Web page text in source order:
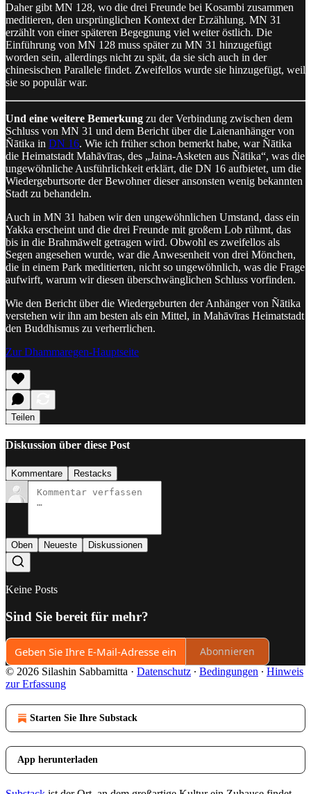
Daher gibt MN 128, wo die drei Freunde bei Kosambi zusammen
meditieren, den ursprünglichen Kontext der Erzählung. MN 31
erzählt von einer späteren Begegnung viel weiter östlich. Die
Einführung von MN 128 muss später zu MN 31 hinzugefügt
worden sein, allerdings nicht zu spät, da sie sich auch in der
chinesischen Parallele findet. Zweifellos wurde sie hinzugefügt, weil
sie so populär war.
Und eine weitere Bemerkung zu der Verbindung zwischen dem
Schluss von MN 31 und dem Bericht über die Laienanhänger von
Ñātika in DN 16. Wie ich früher schon bemerkt habe, war Ñātika
die Heimatstadt Mahāvīras, des „Jaina-Asketen aus Ñātika“, was die
ungewöhnliche Ausführlichkeit erklärt, die DN 16 aufbietet, um die
Wiedergeburtsorte der Bewohner dieser ansonsten wenig bekannten
Stadt zu behandeln.
Auch in MN 31 haben wir den ungewöhnlichen Umstand, dass ein
Yakka erscheint und die drei Freunde mit großem Lob rühmt, das
bis in die Brahmāwelt getragen wird. Obwohl es zweifellos als
Segen angesehen wurde, war die Anwesenheit von drei Mönchen,
die in einem Park meditierten, nicht so ungewöhnlich, was die Frage
aufwirft, warum wir diesen überschwänglichen Schluss vorfinden.
Wie den Bericht über die Wiedergeburten der Anhänger von Ñātika
verstehen wir ihn am besten als ein Mittel, in Mahāvīras Heimatstadt
den Buddhismus zu verherrlichen.
Zur Dhammaregen-Hauptseite
Teilen
Diskussion über diese Post
Kommentare Restacks
Oben Neueste Diskussionen
Keine Posts
Sind Sie bereit für mehr?
Abonnieren
© 2026 Silashin Sabbamitta · Datenschutz ∙ Bedingungen ∙ Hinweis
zur Erfassung
Starten Sie Ihre Substack
App herunterladen